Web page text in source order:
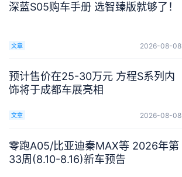
深蓝S05购车手册 选智臻版就够了！
2026-08-08
文章
预计售价在25-30万元 方程S系列内
饰将于成都车展亮相
2026-08-08
文章
零跑A05/比亚迪秦MAX等 2026年第
33周(8.10-8.16)新车预告